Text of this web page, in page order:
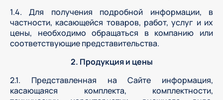
1.4. Для получения подробной информации, в
частности, касающейся товаров, работ, услуг и их
цены, необходимо обращаться в компанию или
соответствующие представительства.
2. Продукция и цены
2.1. Представленная на Сайте информация,
касающаяся комплекта, комплектности,